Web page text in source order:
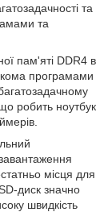
та
та
пам'яті DDR4 в
програмами
робить ноутбук
місця для
диск значно
швидкість